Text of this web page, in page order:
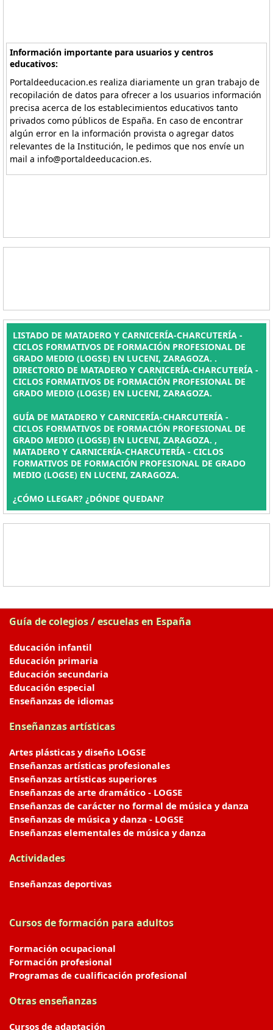
Información importante para usuarios y centros
educativos:
Portaldeeducacion.es realiza diariamente un gran trabajo de
recopilación de datos para ofrecer a los usuarios información
precisa acerca de los establecimientos educativos tanto
privados como públicos de España. En caso de encontrar
algún error en la información provista o agregar datos
relevantes de la Institución, le pedimos que nos envíe un
mail a info@portaldeeducacion.es.
LISTADO DE MATADERO Y CARNICERÍA-CHARCUTERÍA -
CICLOS FORMATIVOS DE FORMACIÓN PROFESIONAL DE
GRADO MEDIO (LOGSE) EN LUCENI, ZARAGOZA. .
DIRECTORIO DE MATADERO Y CARNICERÍA-CHARCUTERÍA -
CICLOS FORMATIVOS DE FORMACIÓN PROFESIONAL DE
GRADO MEDIO (LOGSE) EN LUCENI, ZARAGOZA.
GUÍA DE MATADERO Y CARNICERÍA-CHARCUTERÍA -
CICLOS FORMATIVOS DE FORMACIÓN PROFESIONAL DE
GRADO MEDIO (LOGSE) EN LUCENI, ZARAGOZA. ,
MATADERO Y CARNICERÍA-CHARCUTERÍA - CICLOS
FORMATIVOS DE FORMACIÓN PROFESIONAL DE GRADO
MEDIO (LOGSE) EN LUCENI, ZARAGOZA.
¿CÓMO LLEGAR? ¿DÓNDE QUEDAN?
Guía de colegios / escuelas en España
Educación infantil
Educación primaria
Educación secundaria
Educación especial
Enseñanzas de idiomas
Enseñanzas artísticas
Artes plásticas y diseño LOGSE
Enseñanzas artísticas profesionales
Enseñanzas artísticas superiores
Enseñanzas de arte dramático - LOGSE
Enseñanzas de carácter no formal de música y danza
Enseñanzas de música y danza - LOGSE
Enseñanzas elementales de música y danza
Actividades
Enseñanzas deportivas
Cursos de formación para adultos
Formación ocupacional
Formación profesional
Programas de cualificación profesional
Otras enseñanzas
Cursos de adaptación